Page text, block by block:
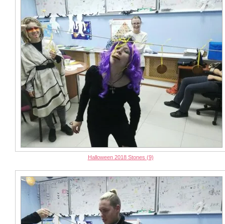
Halloween 2018 Stones (9)